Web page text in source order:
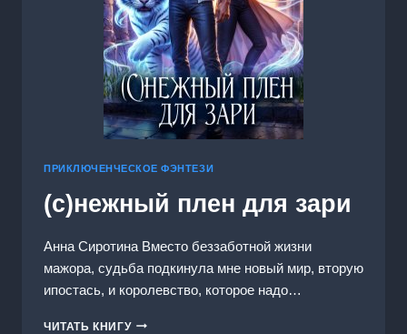
ПРИКЛЮЧЕНЧЕСКОЕ ФЭНТЕЗИ
(с)нежный плен для зари
Анна Сиротина Вместо беззаботной жизни
мажора, судьба подкинула мне новый мир, вторую
ипостась, и королевство, которое надо…
ЧИТАТЬ КНИГУ(С)НЕЖНЫЙ